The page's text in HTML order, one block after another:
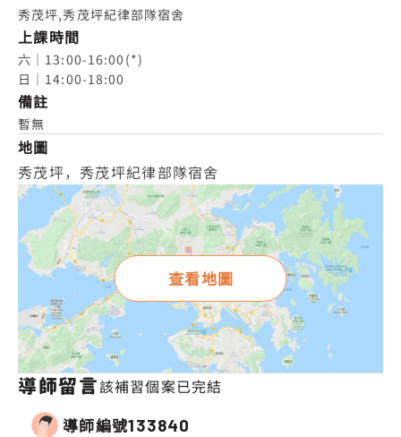
秀茂坪,秀茂坪紀律部隊宿舍
上課時間
六｜13:00-16:00(*)
日｜14:00-18:00
備註
暫無
地圖
秀茂坪，秀茂坪紀律部隊宿舍
查看地圖
導師留言該補習個案已完結
導師編號133840